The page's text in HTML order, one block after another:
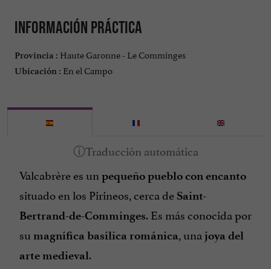
Información práctica
Provincia : Haute Garonne - Le Comminges
Ubicación : En el Campo
Valcabrère es un pequeño pueblo con encanto
situado en los Pirineos, cerca de Saint-
Bertrand-de-Comminges. Es más conocida por
su magnífica basílica románica, una joya del
arte medieval.